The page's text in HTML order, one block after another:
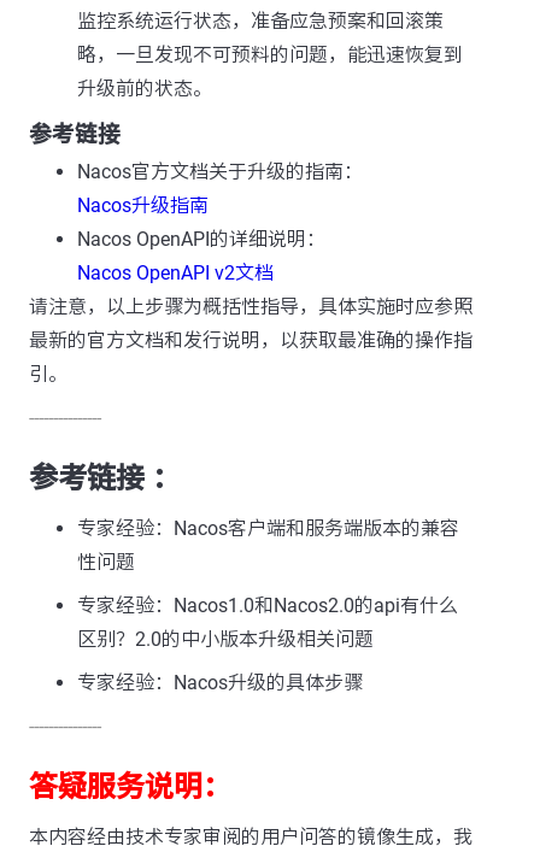
监控系统运行状态，准备应急预案和回滚策
略，一旦发现不可预料的问题，能迅速恢复到
升级前的状态。
参考链接
Nacos官方文档关于升级的指南：
Nacos升级指南
Nacos OpenAPI的详细说明：
Nacos OpenAPI v2文档
请注意，以上步骤为概括性指导，具体实施时应参照
最新的官方文档和发行说明，以获取最准确的操作指
引。
---------------
参考链接 ：
专家经验：Nacos客户端和服务端版本的兼容
性问题
专家经验：Nacos1.0和Nacos2.0的api有什么
区别？2.0的中小版本升级相关问题
专家经验：Nacos升级的具体步骤
---------------
答疑服务说明：
本内容经由技术专家审阅的用户问答的镜像生成，我